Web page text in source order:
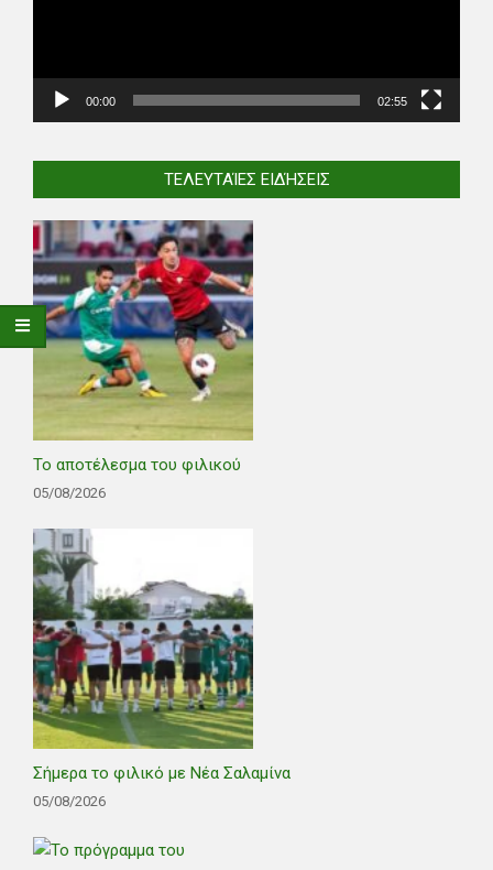
00:00 02:55
ΤΕΛΕΥΤΑΊΕΣ ΕΙΔΉΣΕΙΣ
Το αποτέλεσμα του φιλικού
05/08/2026
Σήμερα το φιλικό με Νέα Σαλαμίνα
05/08/2026